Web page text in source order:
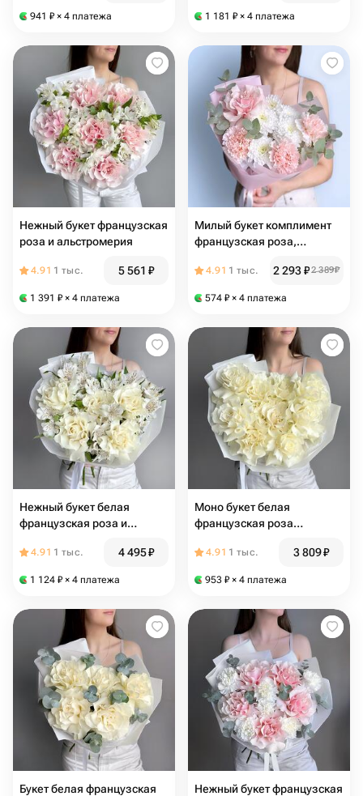
941 ₽ × 4 платежа 1 181 ₽ × 4 платежа
Нежный букет французская
роза и альстромерия
4.91 1 тыс. 5 561 ₽
1 391 ₽ × 4 платежа
Милый букет комплимент
французская роза,
эвкалипт
4.91 1 тыс. 2 293₽2 389₽
574 ₽ × 4 платежа
Нежный букет белая
французская роза и
4.91 1 тыс. 4 495₽
1 124 ₽ × 4 платежа
Моно букет белая
французская роза
4.91 1 тыс. 3 809₽
953 ₽ × 4 платежа
Букет белая французская
Нежный букет французская